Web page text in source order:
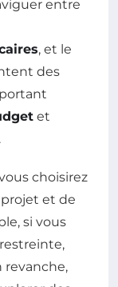
entre
, et le
des
et
.
choisirez
et de
si vous
revanche,